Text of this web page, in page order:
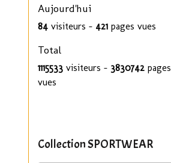
Aujourd'hui
84 visiteurs - 421 pages vues
Total
1115533 visiteurs - 3830742 pages
vues
Collection SPORTWEAR